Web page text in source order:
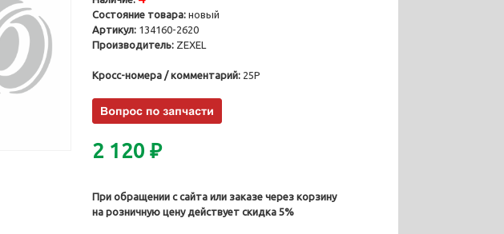
Состояние товара: новый
Артикул: 134160-2620
Производитель: ZEXEL
Кросс-номера / комментарий: 25P
2 120₽
При обращении с сайта или заказе через корзину
на розничную цену действует скидка 5%